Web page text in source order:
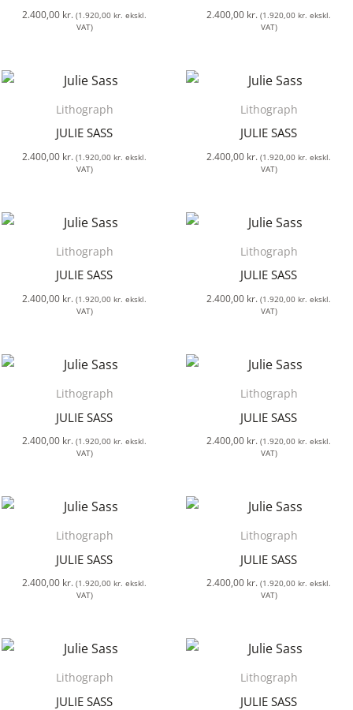
2.400,00 kr. (1.920,00 kr. ekskl.
VAT)
2.400,00 kr. (1.920,00 kr. ekskl.
VAT)
Lithograph
JULIE SASS
2.400,00 kr. (1.920,00 kr. ekskl.
VAT)
Lithograph
JULIE SASS
2.400,00 kr. (1.920,00 kr. ekskl.
VAT)
Lithograph
JULIE SASS
2.400,00 kr. (1.920,00 kr. ekskl.
VAT)
Lithograph
JULIE SASS
2.400,00 kr. (1.920,00 kr. ekskl.
VAT)
Lithograph
JULIE SASS
2.400,00 kr. (1.920,00 kr. ekskl.
VAT)
Lithograph
JULIE SASS
2.400,00 kr. (1.920,00 kr. ekskl.
VAT)
Lithograph
JULIE SASS
2.400,00 kr. (1.920,00 kr. ekskl.
VAT)
Lithograph
JULIE SASS
2.400,00 kr. (1.920,00 kr. ekskl.
VAT)
Lithograph
JULIE SASS
Lithograph
JULIE SASS